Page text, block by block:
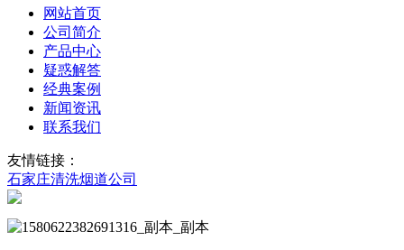
网站首页
公司简介
产品中心
疑惑解答
经典案例
新闻资讯
联系我们
友情链接：
石家庄清洗烟道公司